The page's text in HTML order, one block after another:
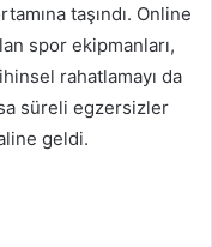
taşındı. Online
spor ekipmanları,
rahatlamayı da
süreli egzersizler
geldi.